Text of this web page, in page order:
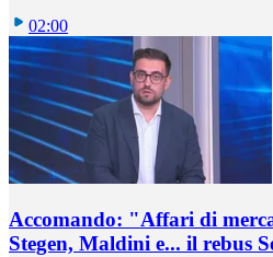
02:00
Accomando: "Affari di
Stegen, Maldini e... il rebus